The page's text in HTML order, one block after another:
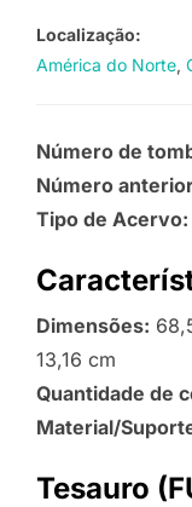
Localização:
América do Norte
Número de
Número
Tipo de Acervo:
Dimensões:
13,16 cm
Quantidade de
Material/
Tesauro